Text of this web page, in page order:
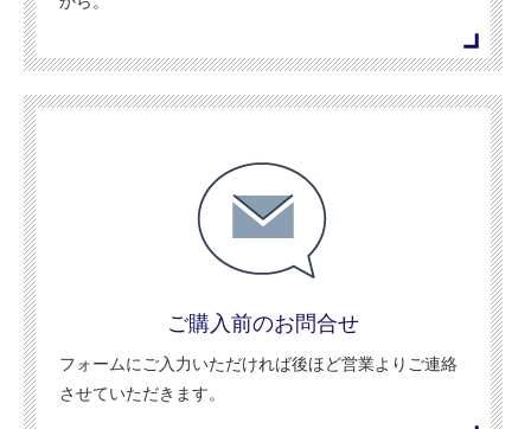
ご購入前のお問合せ
フォームにご入力いただければ後ほど営業よりご連絡
させていただきます。